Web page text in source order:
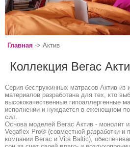
Главная -> Актив
Коллекция Вегас
Серия беспружинных матрасов Актив из
материалов разработана для тех, кто
высококачественные гипоаллергенные
исполнении и нуждается в еженощном
сил.
Основа моделей Вегас Актив - монолит
Vegaflex Pro® (совместной разработки и
компании Вегас и Vita Baltic),